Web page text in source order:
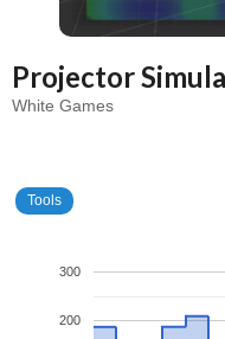
Projector
White Games
Tools
200
300